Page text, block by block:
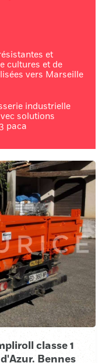
et
cultures et de
vers Marseille
industrielle
solutions
paca
classe 1
Bennes